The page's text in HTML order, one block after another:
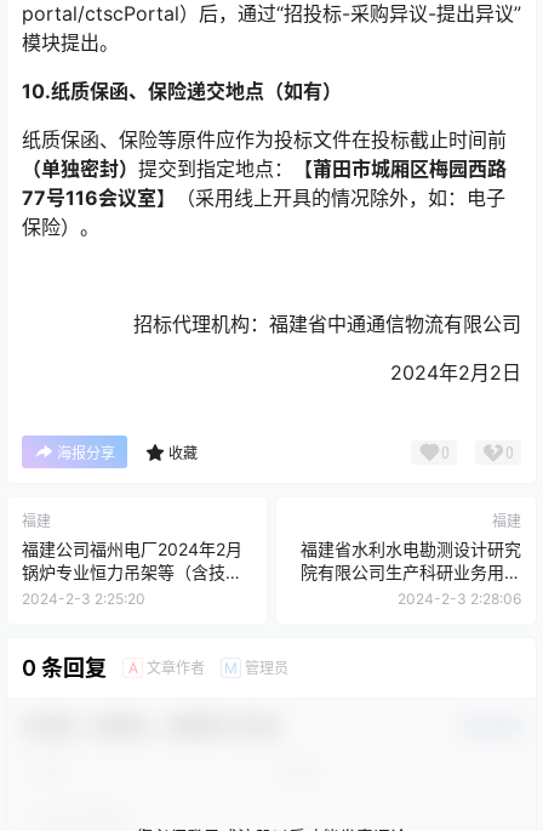
portal/ctscPortal）后，通过“招投标-采购异议-提出异议”
模块提出。
10.纸质保函、保险递交地点（如有）
纸质保函、保险等原件应作为投标文件在投标截止时间前
（单独密封） 提交到指定地点：【莆田市城厢区梅园西路
77号116会议室】（采用线上开具的情况除外，如：电子
保险）。
招标代理机构：福建省中通通信物流有限公司
2024年2月2日
海报分享 收藏 0 0
福建
福建公司福州电厂2024年2月
锅炉专业恒力吊架等（含技术
要求）询价采购
2024-2-3 2:25:20
福建
福建省水利水电勘测设计研究
院有限公司生产科研业务用房
装修工程（大楼硬装及场地提
2024-2-3 2:28:06
0 条回复 A 文章作者 M 管理员